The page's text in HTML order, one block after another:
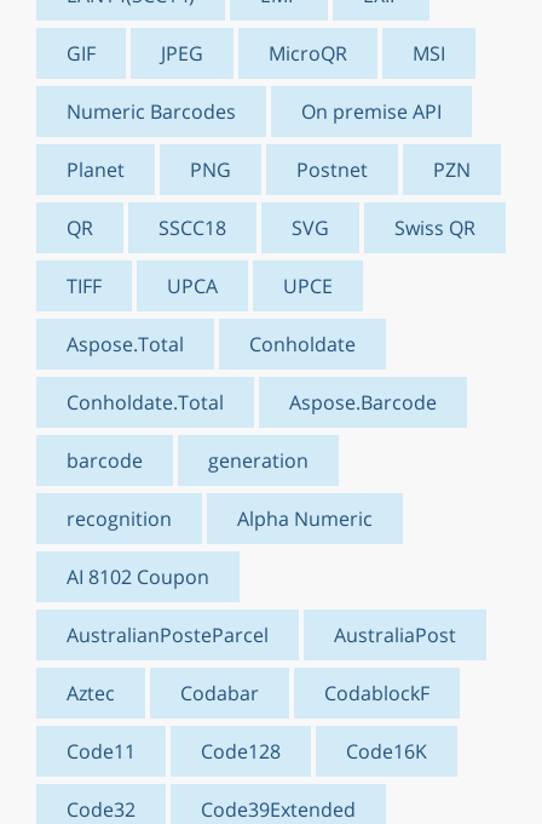
GIF JPEG MicroQR MSI
Numeric Barcodes On premise API
Planet PNG Postnet PZN
QR SSCC18 SVG Swiss QR
TIFF UPCA UPCE
Aspose.Total Conholdate
Conholdate.Total Aspose.Barcode
barcode generation
recognition Alpha Numeric
AI 8102 Coupon
AustralianPosteParcel AustraliaPost
Aztec Codabar CodablockF
Code11 Code128 Code16K
Code32 Code39Extended